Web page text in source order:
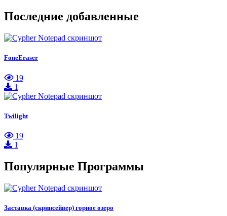
Последние добавленные
FoneEraser
19
1
Twilight
19
1
Популярные Программы
Заставка (скринсейвер) горное озеро